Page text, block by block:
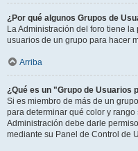
¿Por qué algunos Grupos de
La Administración del foro tiene
usuarios de un grupo para hacer
Arriba
¿Qué es un "Grupo de Usuarios
Si es miembro de más de un
para determinar qué color y
Administración debe darle
mediante su Panel de Control de